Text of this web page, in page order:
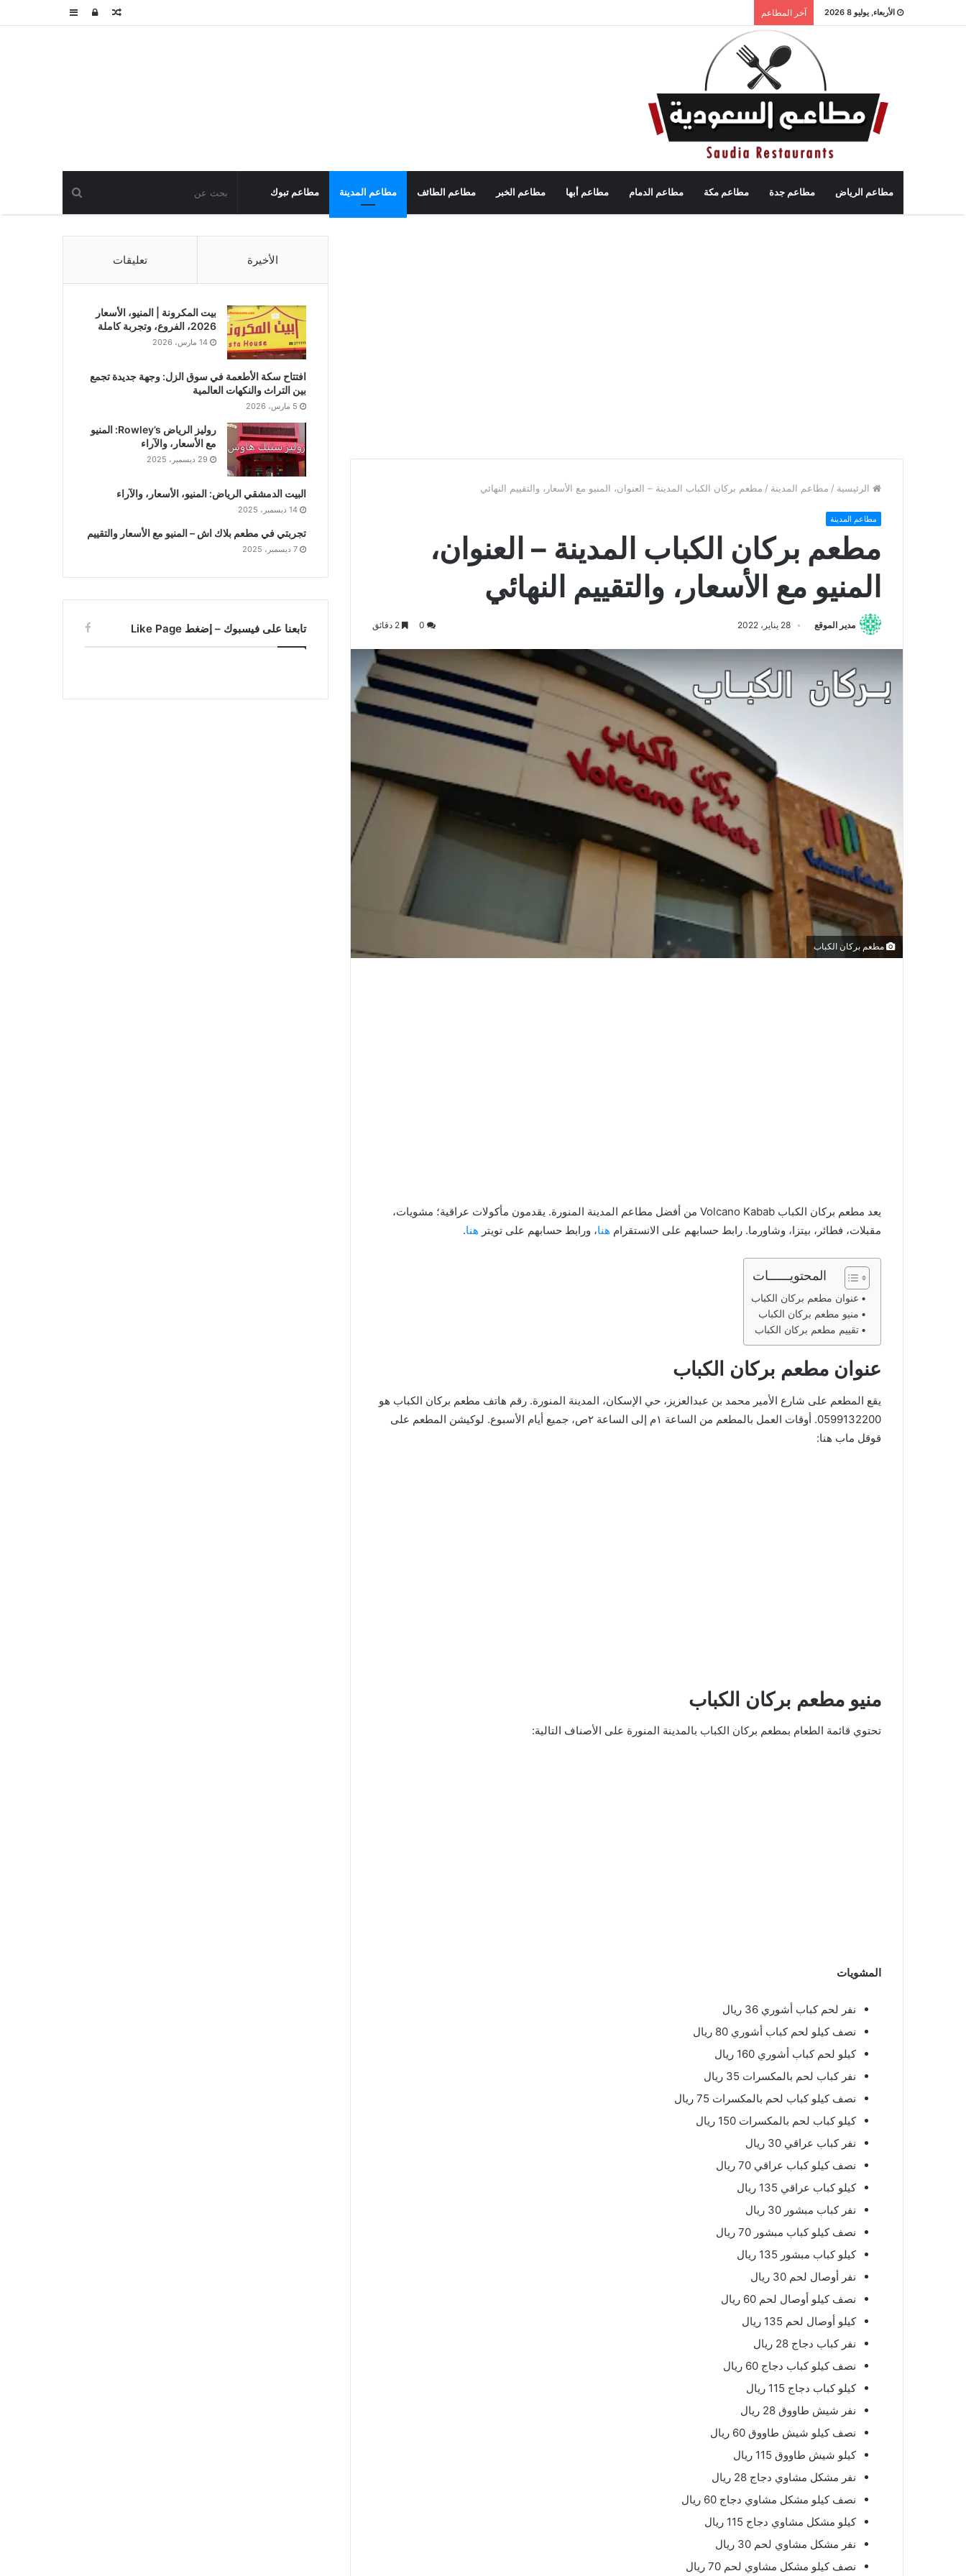
الأربعاء, يوليو 8 2026 آخر المطاعم عمودتسجيلمقال
مطاعم الرياض مطاعم جدة مطاعم مكة مطاعم الدمام مطاعم أبها مطاعم الخبر مطاعم الطائف مطاعم المدينة مطاعم تبوك
الرئيسية / مطاعم المدينة / مطعم بركان الكباب المدينة – العنوان، المنيو مع الأسعار، والتقييم النهائي
مطاعم المدينة
مطعم بركان الكباب المدينة – العنوان،
المنيو مع الأسعار، والتقييم النهائي
مدير الموقع 28 يناير، 2022
مطعم بركان الكباب
يعد مطعم بركان الكباب Volcano Kabab من أفضل مطاعم المدينة المنورة. يقدمون مأكولات عراقية؛ مشويات،
مقبلات، فطائر، بيتزا، وشاورما. رابط حسابهم على الانستقرام هنا، ورابط حسابهم على تويتر هنا.
المحتويــــــات
عنوان مطعم بركان الكباب
منيو مطعم بركان الكباب
تقييم مطعم بركان الكباب
عنوان مطعم بركان الكباب
يقع المطعم على شارع الأمير محمد بن عبدالعزيز، حي الإسكان، المدينة المنورة. رقم هاتف مطعم بركان الكباب هو
0599132200. أوقات العمل بالمطعم من الساعة ١م إلى الساعة ٢ص، جميع أيام الأسبوع. لوكيشن المطعم على
قوقل ماب هنا:
منيو مطعم بركان الكباب
تحتوي قائمة الطعام بمطعم بركان الكباب بالمدينة المنورة على الأصناف التالية:
المشويات
نفر لحم كباب أشوري 36 ريال
نصف كيلو لحم كباب أشوري 80 ريال
كيلو لحم كباب أشوري 160 ريال
نفر كباب لحم بالمكسرات 35 ريال
نصف كيلو كباب لحم بالمكسرات 75 ريال
كيلو كباب لحم بالمكسرات 150 ريال
نفر كباب عراقي 30 ريال
نصف كيلو كباب عراقي 70 ريال
كيلو كباب عراقي 135 ريال
نفر كباب مبشور 30 ريال
نصف كيلو كباب مبشور 70 ريال
كيلو كباب مبشور 135 ريال
نفر أوصال لحم 30 ريال
نصف كيلو أوصال لحم 60 ريال
كيلو أوصال لحم 135 ريال
نفر كباب دجاج 28 ريال
نصف كيلو كباب دجاج 60 ريال
كيلو كباب دجاج 115 ريال
نفر شيش طاووق 28 ريال
نصف كيلو شيش طاووق 60 ريال
كيلو شيش طاووق 115 ريال
نفر مشكل مشاوي دجاج 28 ريال
نصف كيلو مشكل مشاوي دجاج 60 ريال
كيلو مشكل مشاوي دجاج 115 ريال
نفر مشكل مشاوي لحم 30 ريال
نصف كيلو مشكل مشاوي لحم 70 ريال
الأخيرة تعليقات
بيت المكرونة | المنيو، الأسعار
2026، الفروع، وتجربة كاملة
14 مارس، 2026
افتتاح سكة الأطعمة في سوق الزل: وجهة جديدة تجمع
بين التراث والنكهات العالمية
5 مارس، 2026
روليز الرياض Rowley’s: المنيو
مع الأسعار، والآراء
29 ديسمبر، 2025
البيت الدمشقي الرياض: المنيو، الأسعار، والآراء
14 ديسمبر، 2025
تجربتي في مطعم بلاك اش – المنيو مع الأسعار والتقييم
7 ديسمبر، 2025
تابعنا على فيسبوك – إضغط Like Page